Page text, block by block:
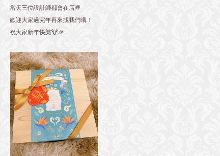
當天三位設計師都會在店裡
歡迎大家過完年再來找我們哦！
祝大家新年快樂🐮🎉